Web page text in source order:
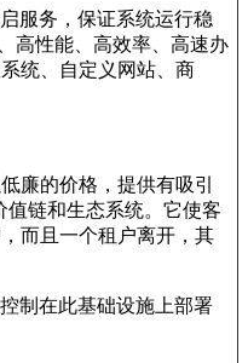
服务，保证系统运行稳
高性能、高效率、高速办
统、自定义网站、商
廉的价格，提供有吸引
链和生态系统。它使客
而且一个租户离开，其
制在此基础设施上部署